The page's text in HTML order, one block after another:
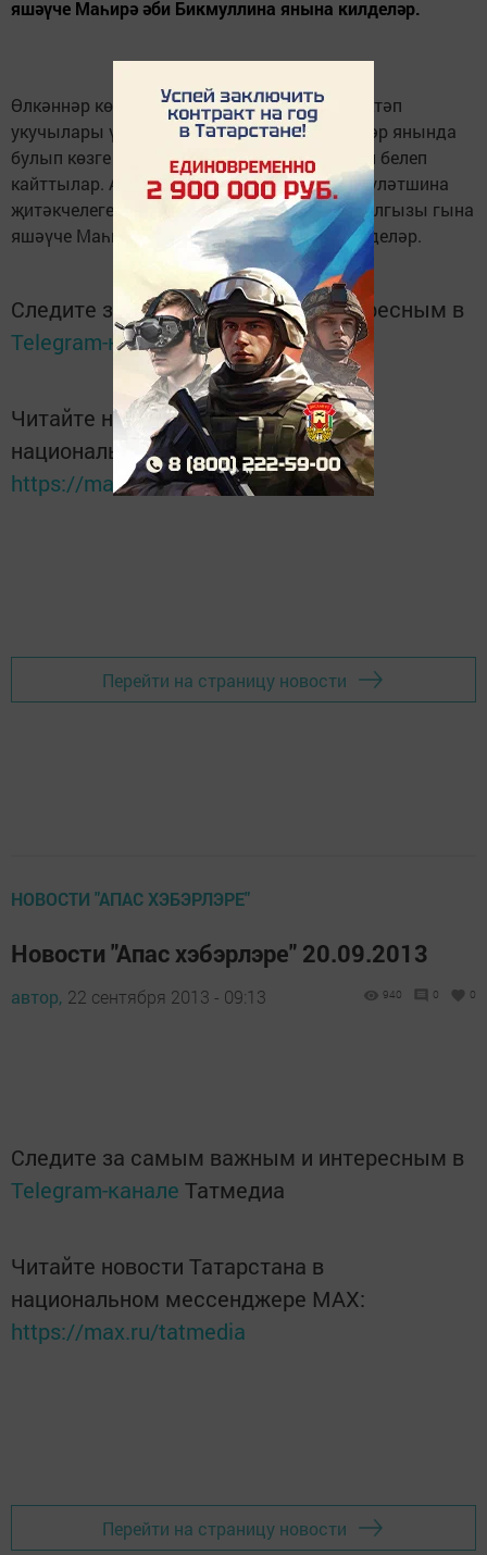
яшәүче Маһирә әби Бикмуллина янына килделәр.
Өлкәннәр көне якынлаша. Шул уңайдан мәктәп
укучылары үзләре шефлыкка алган өлкәннәр янында
булып көзге эшләрендә булышып, хәлләрен белеп
кайттылар. Апас урта мәктәбенең Гүзәл Дәүләтшина
җитәкчелегендәге 5"А" классы укучылары ялгызы гына
яшәүче Маһирә әби Бикмуллина янына килделәр.
Следите за самым важным и интересным в
Telegram-каналеТатмедиа
Читайте новости Татарстана в
национальном мессенджере MАХ:
https://max.ru/tatmedia
Перейти на страницу новости
НОВОСТИ "АПАС ХЭБЭРЛЭРЕ"
Новости "Апас хэбэрлэре" 20.09.2013
автор, 22 сентября 2013 - 09:13 940 0 0
Следите за самым важным и интересным в
Telegram-канале Татмедиа
Читайте новости Татарстана в
национальном мессенджере MАХ:
https://max.ru/tatmedia
Перейти на страницу новости